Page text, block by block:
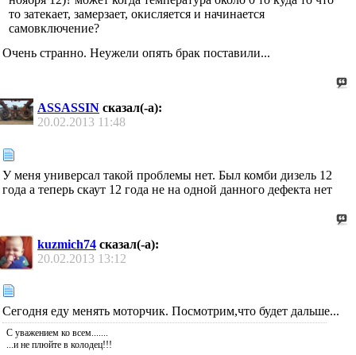
то затекает, замерзает, окисляется и начинается
самовключение?
Очень странно. Неужели опять брак поставили...
ASSASSIN сказал(-а):
20.02.2013 11:48
У меня универсал такой проблемы нет. Был комби дизель 12
года а теперь скаут 12 года не на одной данного дефекта нет
kuzmich74 сказал(-а):
20.02.2013 13:12
Сегодня еду менять моторчик. Посмотрим,что будет дальше...
С уважением ко всем.......
...и не плюйте в колодец!!!